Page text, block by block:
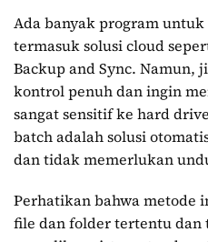
Ada banyak program
termasuk solusi cloud
Backup and Sync. Namun,
kontrol penuh dan ingin
sangat sensitif ke hard
batch adalah solusi
dan tidak memerlukan
Perhatikan bahwa metode
file dan folder tertentu